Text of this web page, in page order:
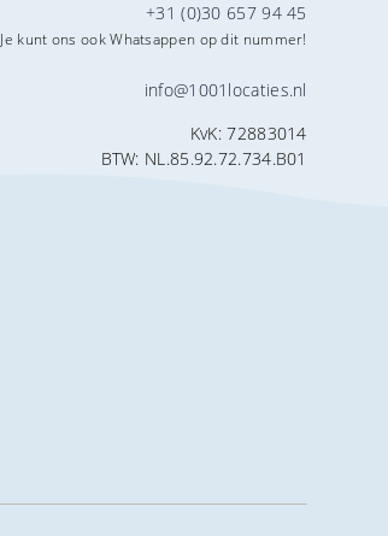
+31 (0)30 657 94 45
Je kunt ons ook Whatsappen op dit nummer!
info@1001locaties.nl
KvK: 72883014
BTW: NL.85.92.72.734.B01